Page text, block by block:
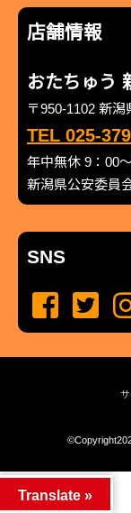
店舗情報
おたちゅう
〒950-1102 新
TEL 025-
年中無休 9：00
新潟県公安委員
SNS
Translate »